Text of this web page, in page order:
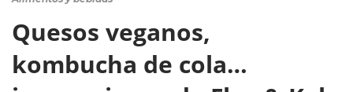
Quesos veganos,
kombucha de cola…